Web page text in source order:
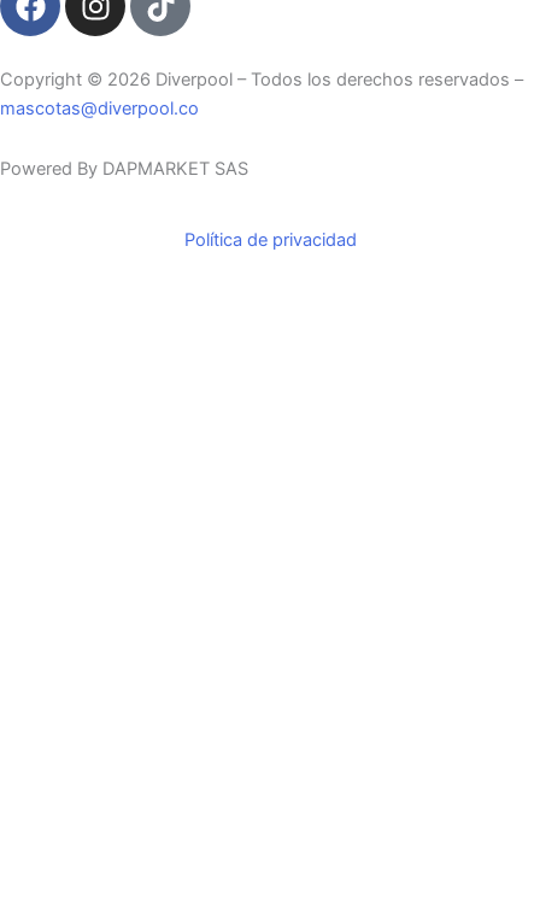
a
e
b
o
n
t
a
r
i
t
o
Copyright ©️ 2026 Diverpool – Todos los derechos reservados –
mascotas@diverpool.co
Powered By DAPMARKET SAS
Política de privacidad